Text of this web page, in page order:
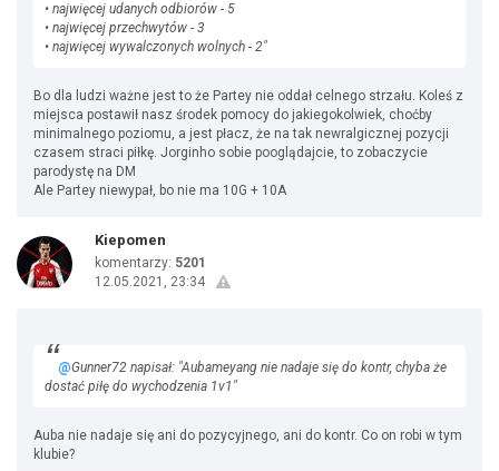
• najwięcej udanych odbiorów - 5
• najwięcej przechwytów - 3
• najwięcej wywalczonych wolnych - 2"
Bo dla ludzi ważne jest to że Partey nie oddał celnego strzału. Koleś z
miejsca postawił nasz środek pomocy do jakiegokolwiek, choćby
minimalnego poziomu, a jest płacz, że na tak newralgicznej pozycji
czasem straci piłkę. Jorginho sobie pooglądajcie, to zobaczycie
parodystę na DM
Ale Partey niewypał, bo nie ma 10G + 10A
Kiepomen
komentarzy: 5201
12.05.2021, 23:34
@Gunner72 napisał: "Aubameyang nie nadaje się do kontr, chyba że
dostać piłę do wychodzenia 1v1"
Auba nie nadaje się ani do pozycyjnego, ani do kontr. Co on robi w tym
klubie?